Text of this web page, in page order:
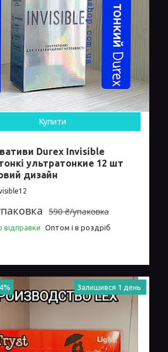
Купити
Durex Invisible
ультратонкие 12 шт
дизайн
590 ₴/упаковка
відправки Оптом і в роздріб
Залишився 1 день